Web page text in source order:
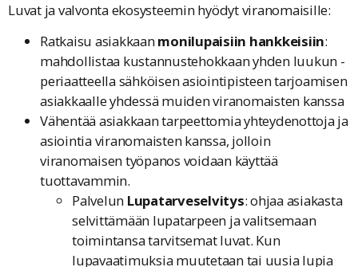
Luvat ja valvonta ekosysteemin hyödyt viranomaisille:
Ratkaisu asiakkaanmonilupaisiin hankkeisiin:
mahdollistaa kustannustehokkaan yhden luukun -
periaatteella sähköisen asiointipisteen tarjoamisen
asiakkaalle yhdessä muiden viranomaisten kanssa
Vähentää asiakkaan tarpeettomia yhteydenottoja ja
asiointia viranomaisten kanssa, jolloin
viranomaisen työpanos voidaan käyttää
tuottavammin.
Palvelun Lupatarveselvitys: ohjaa asiakasta
selvittämään lupatarpeen ja valitsemaan
toimintansa tarvitsemat luvat. Kun
lupavaatimuksia muutetaan tai uusia lupia